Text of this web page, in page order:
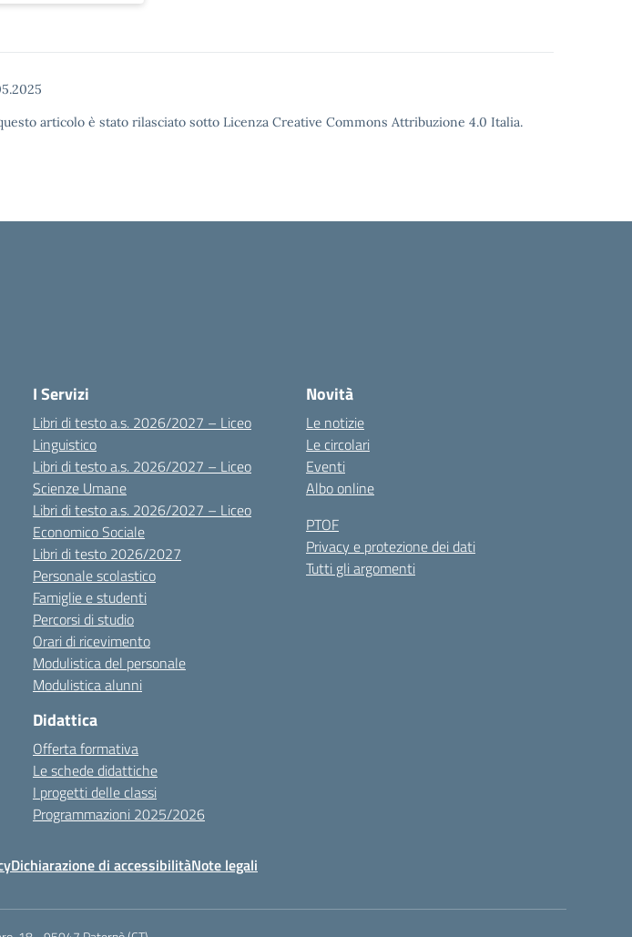
articolo è stato rilasciato sotto Licenza Creative Commons Attribuzione 4.0 Italia.
I Servizi
Libri di testo a.s. 2026/2027 – Liceo
Linguistico
Libri di testo a.s. 2026/2027 – Liceo
Scienze Umane
Libri di testo a.s. 2026/2027 – Liceo
Economico Sociale
Libri di testo 2026/2027
Personale scolastico
Famiglie e studenti
Percorsi di studio
Orari di ricevimento
Modulistica del personale
Modulistica alunni
Didattica
Offerta formativa
Le schede didattiche
I progetti delle classi
Programmazioni 2025/2026
Novità
Le notizie
Le circolari
Eventi
Albo online
PTOF
Privacy e protezione dei dati
Tutti gli argomenti
Dichiarazione di accessibilitàNote legali